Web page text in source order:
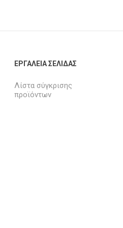
ΕΡΓΑΛΕΊΑ ΣΕΛΊΔΑΣ
Λίστα σύγκρισης
προϊόντων